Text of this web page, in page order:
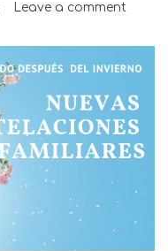
Leave a comment